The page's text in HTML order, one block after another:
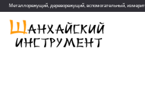
Металлорежущий, дереворежущий, вспомогательный,